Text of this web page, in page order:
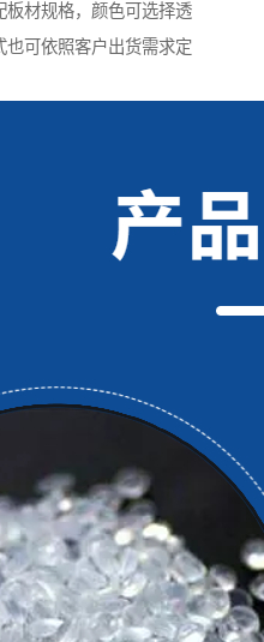
板材规格，颜色可选择透
也可依照客户出货需求定